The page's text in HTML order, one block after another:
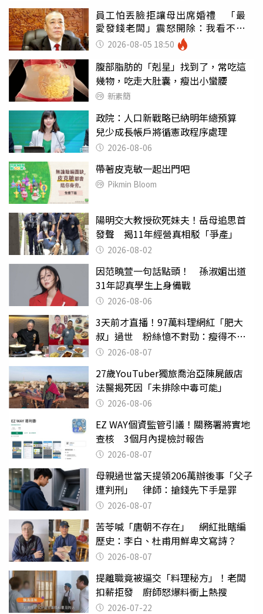
員工怕丟臉拒讓母出席婚禮 「最
愛發錢老闆」震怒開除：我看不起
你 2026-08-05 18:50
腹部脂肪的「剋星」找到了，常吃這
幾物，吃走大肚囊，瘦出小蠻腰
新素簡
政院：人口新戰略已納明年總預算
兒少成長帳戶將循憲政程序處理
2026-08-06
帶著皮克敏一起出門吧
Pikmin Bloom
陽明交大教授砍死妹夫！岳母追思首
發聲 揭11年經營真相駁「爭產」
2026-08-02
因范曉萱一句話點頭！ 孫淑媚出道
31年認真學生上身備戰
2026-08-06
3天前才直播！97萬料理網紅「肥大
叔」過世 粉絲憶不對勁：瘦得不合
理 2026-08-07
27歲YouTuber獨旅喬治亞陳屍飯店
法醫揭死因「未排除中毒可能」
2026-08-06
EZ WAY個資監管引議！關務署將實地
查核 3個月內提檢討報告
2026-08-07
母親過世當天提領206萬辦後事「父子
遭判刑」 律師：搶錢先下手是罪
2026-08-07
苦苓喊「唐朝不存在」 網紅批瞎編
歷史：李白、杜甫用鮮卑文寫詩？
2026-08-07
提離職竟被逼交「料理秘方」！老闆
扣薪拒發 廚師怒爆料衝上熱搜
2026-07-22